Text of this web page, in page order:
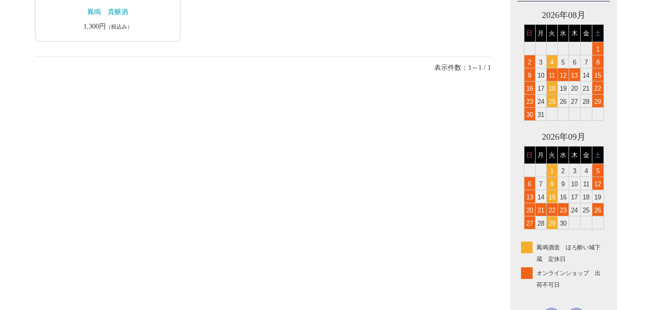
鳳鳴 貴醸酒
1,300円
（税込み）
表示件数：1～1 / 1
2026年08月
日 月 火 水 木 金 土
1
2
3 4 5 6 7
8
9
10 11 12 13 14
15
16
17 18 19 20 21
22
23
24 25 26 27 28
29
30
31
2026年09月
日 月 火 水 木 金 土
1 2 3 4
5
6
7 8 9 10 11
12
13
14 15 16 17 18
19
20
21 22 23 24 25
26
27
28 29 30
鳳鳴酒造 ほろ酔い城下
蔵 定休日
オンラインショップ 出
荷不可日